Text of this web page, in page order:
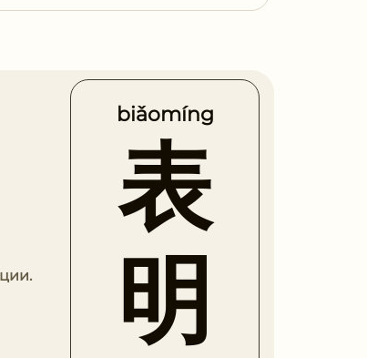
biǎomíng
表
明